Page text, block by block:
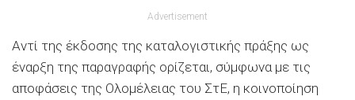
Advertisement
Αντί της έκδοσης της καταλογιστικής πράξης ως
έναρξη της παραγραφής ορίζεται, σύμφωνα με τις
αποφάσεις της Ολομέλειας του ΣτΕ, η κοινοποίηση